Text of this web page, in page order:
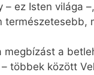
ez Isten világa
a
többek között